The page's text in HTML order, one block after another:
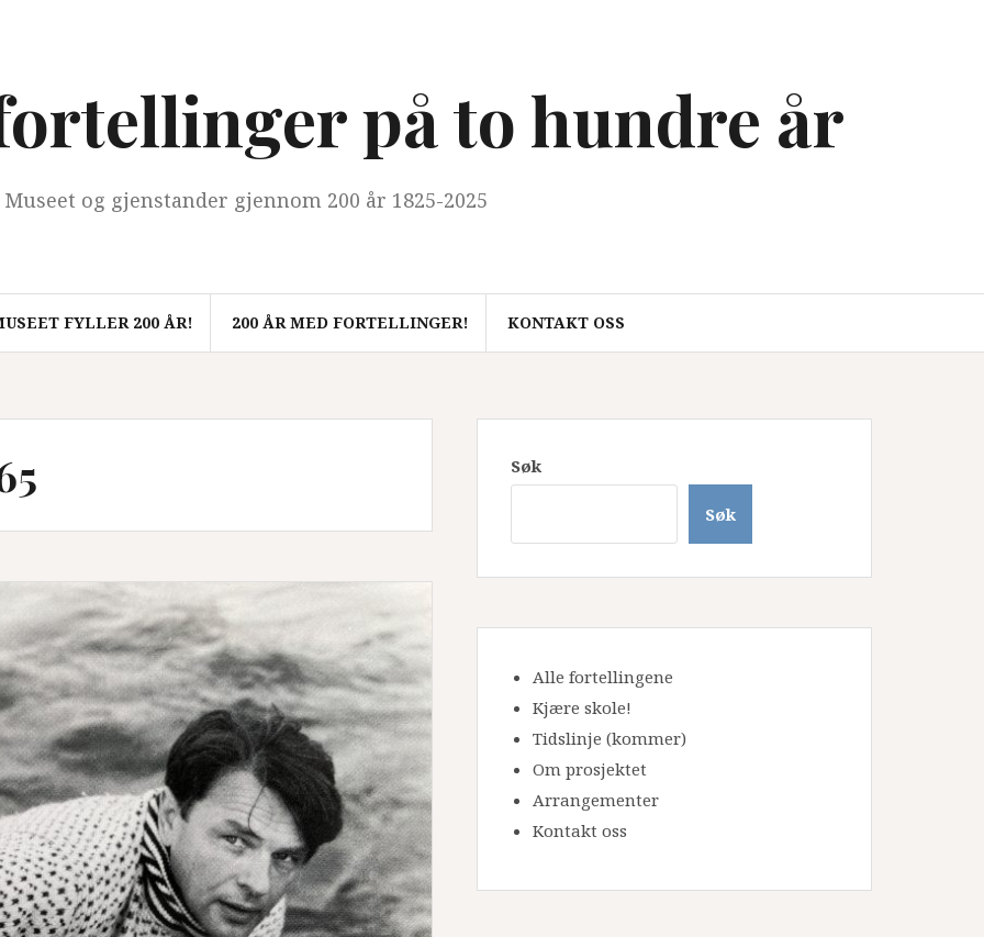
på to hundre år
Museet og gjenstander gjennom 200 år 1825-2025
FYLLER 200 ÅR! 200 ÅR MED FORTELLINGER! KONTAKT OSS
Søk
Søk
Alle fortellingene
Kjære skole!
Tidslinje (kommer)
Om prosjektet
Arrangementer
Kontakt oss